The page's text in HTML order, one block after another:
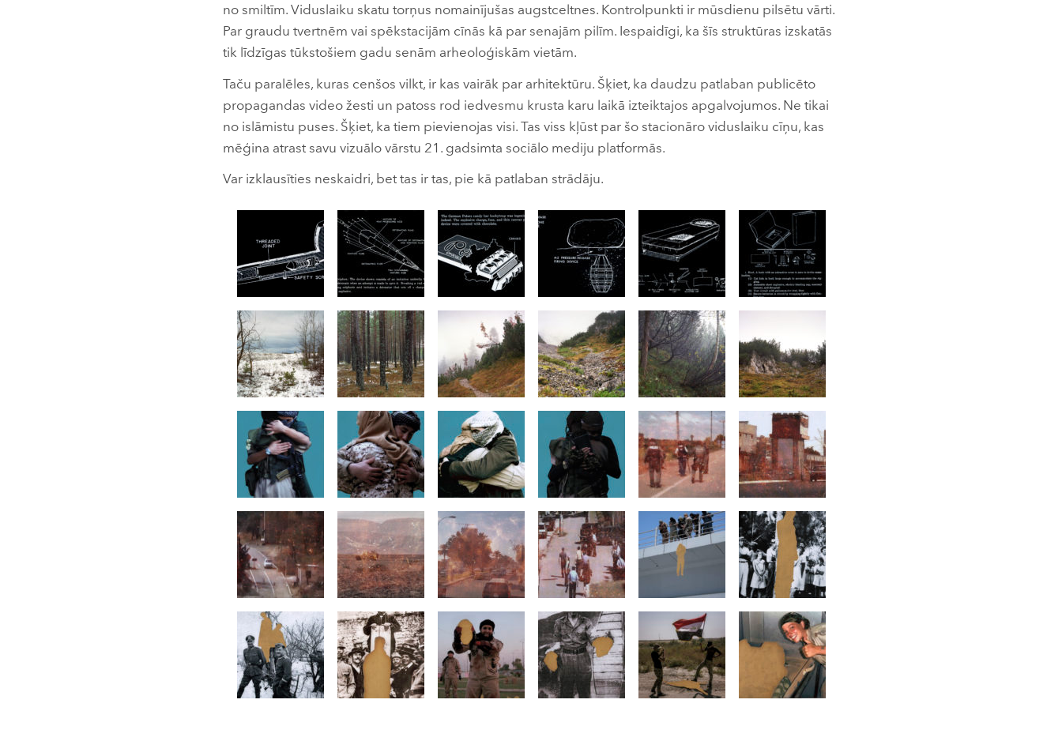
no smiltīm. Viduslaiku skatu torņus nomainījušas augstceltnes. Kontrolpunkti ir mūsdienu pilsētu vārti.
Par graudu tvertnēm vai spēkstacijām cīnās kā par senajām pilīm. Iespaidīgi, ka šīs struktūras izskatās
tik līdzīgas tūkstošiem gadu senām arheoloģiskām vietām.
Taču paralēles, kuras cenšos vilkt, ir kas vairāk par arhitektūru. Šķiet, ka daudzu patlaban publicēto
propagandas video žesti un patoss rod iedvesmu krusta karu laikā izteiktajos apgalvojumos. Ne tikai
no islāmistu puses. Šķiet, ka tiem pievienojas visi. Tas viss kļūst par šo stacionāro viduslaiku cīņu, kas
mēģina atrast savu vizuālo vārstu 21. gadsimta sociālo mediju platformās.
Var izklausīties neskaidri, bet tas ir tas, pie kā patlaban strādāju.